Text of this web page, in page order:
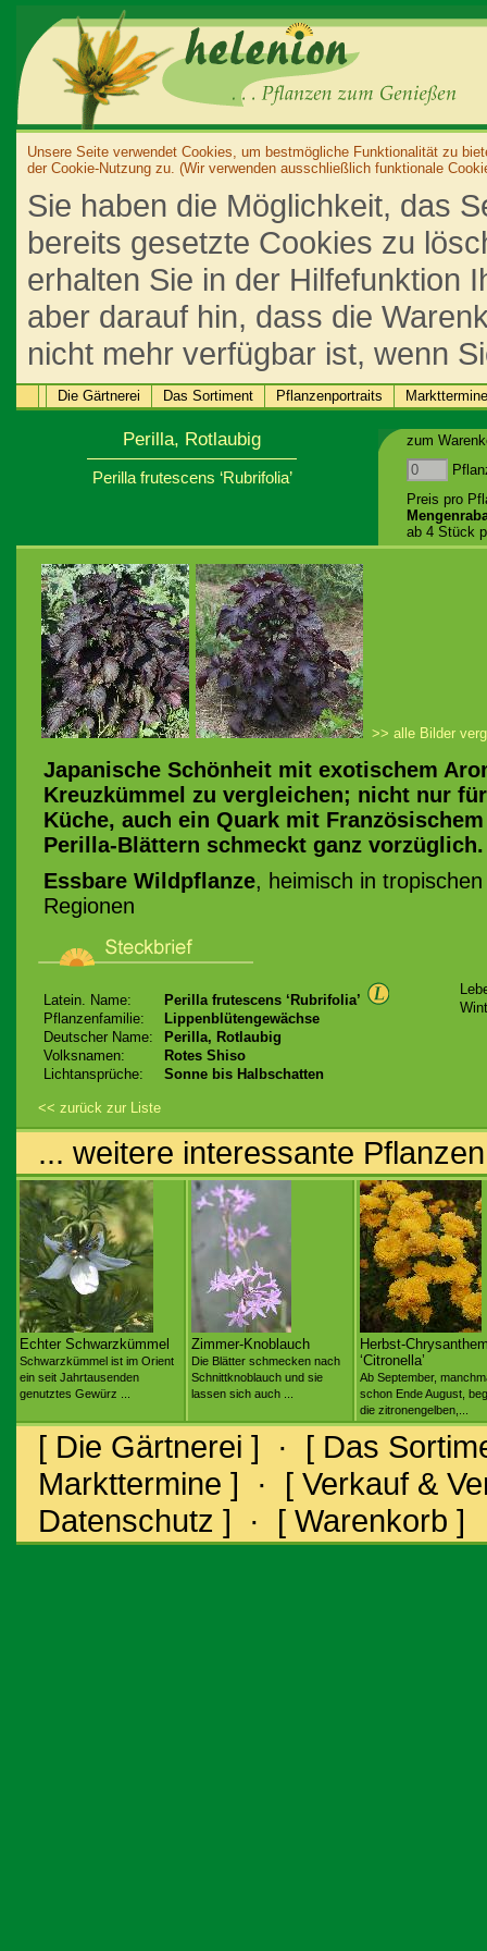
Unsere Seite verwendet Cookies, um bestmögliche Funktionalität zu
der Cookie-Nutzung zu. (Wir verwenden ausschließlich funktionale
Sie haben die Möglichkeit, das
bereits gesetzte Cookies zu
erhalten Sie in der Hilfefunktion
aber darauf hin, dass die
nicht mehr verfügbar ist, wenn
Die Gärtnerei Das Sortiment Pflanzenportraits Markttermine
Perilla, Rotlaubig
Perilla frutescens ‘Rubrifolia’
zum
Preis pro
ab 4 Stück
>> alle Bilder
Japanische Schönheit mit exotischem
Kreuzkümmel zu vergleichen; nicht nur
Küche, auch ein Quark mit
Perilla-Blättern schmeckt ganz vorzüglich.
Essbare Wildpflanze, heimisch in
Regionen
Latein. Name:
Perilla frutescens ‘Rubrifolia’
Pflanzenfamilie:
Lippenblütengewächse
Deutscher Name:
Perilla, Rotlaubig
Volksnamen:
Rotes Shiso
Lichtansprüche:
Sonne bis Halbschatten
<< zurück zur Liste
... weitere interessante Pflanzen
Echter Schwarzkümmel
Schwarzkümmel ist im Orient
ein seit Jahrtausenden
genutztes Gewürz ...
Zimmer-Knoblauch
Die Blätter schmecken nach
Schnittknoblauch und sie
lassen sich auch ...
Herbst-
‘Citronella’
Ab September,
schon Ende August,
die zitronengelben,...
[ Die Gärtnerei ] · [ Das
Markttermine ] · [ Verkauf &
Datenschutz ] · [ Warenkorb ]